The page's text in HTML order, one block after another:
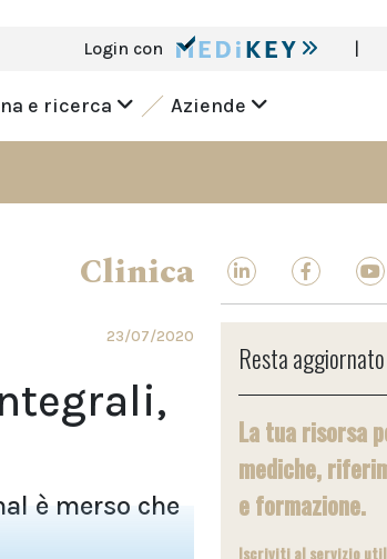
Login con |
e ricerca Aziende
Clinica
23/07/2020
è merso che
Resta
La tua risorsa
mediche,
e formazione.
Iscriviti al servizio